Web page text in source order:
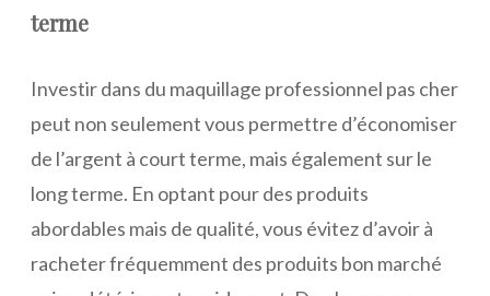
terme
Investir dans du maquillage professionnel pas cher
peut non seulement vous permettre d’économiser
de l’argent à court terme, mais également sur le
long terme. En optant pour des produits
abordables mais de qualité, vous évitez d’avoir à
racheter fréquemment des produits bon marché